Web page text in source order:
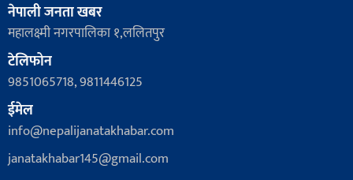
नेपाली जनता खबर
महालक्ष्मी नगरपालिका १,ललितपुर
टेलिफोन
9851065718, 9811446125
ईमेल
info@nepalijanatakhabar.com
janatakhabar145@gmail.com